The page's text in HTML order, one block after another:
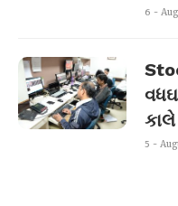
6 -
5 -